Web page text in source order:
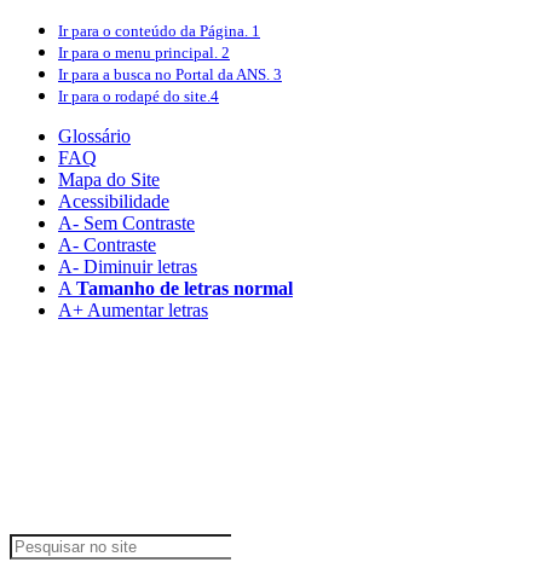
Ir para o conteúdo da Página. 1
Ir para o menu principal. 2
Ir para a busca no Portal da ANS. 3
Ir para o rodapé do site.4
Glossário
FAQ
Mapa do Site
Acessibilidade
A- Sem Contraste
A- Contraste
A- Diminuir letras
A Tamanho de letras normal
A+ Aumentar letras